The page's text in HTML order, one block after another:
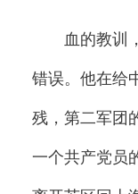
血的教训，
错误。他在给
残，第二军团
一个共产党员